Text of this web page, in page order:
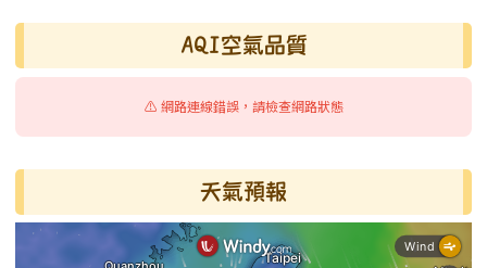
AQI空氣品質
⚠️ 網路連線錯誤，請檢查網路狀態
天氣預報